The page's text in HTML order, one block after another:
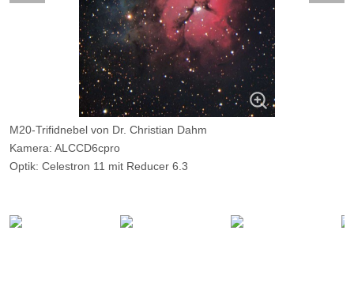
M20-Trifidnebel von Dr. Christian Dahm
Kamera: ALCCD6cpro
Optik: Celestron 11 mit Reducer 6.3
Ort: Wilkenberg (Sauerland)